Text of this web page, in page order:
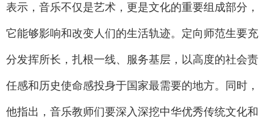
表示，音乐不仅是艺术，更是文化的重要组成部分，
它能够影响和改变人们的生活轨迹。定向师范生要充
分发挥所长，扎根一线、服务基层，以高度的社会责
任感和历史使命感投身于国家最需要的地方。同时，
他指出，音乐教师们要深入深挖中华优秀传统文化和